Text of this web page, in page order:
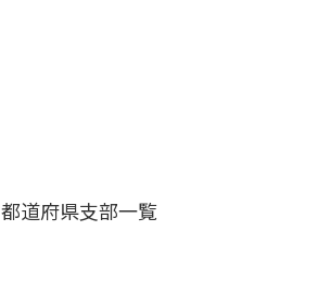
都道府県支部一覧